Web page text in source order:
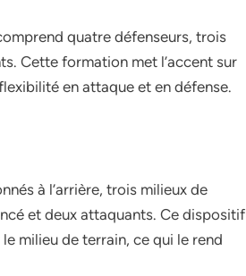
quatre défenseurs, trois
Cette formation met l’accent sur
en attaque et en défense.
à l’arrière, trois milieux de
et deux attaquants. Ce dispositif
milieu de terrain, ce qui le rend